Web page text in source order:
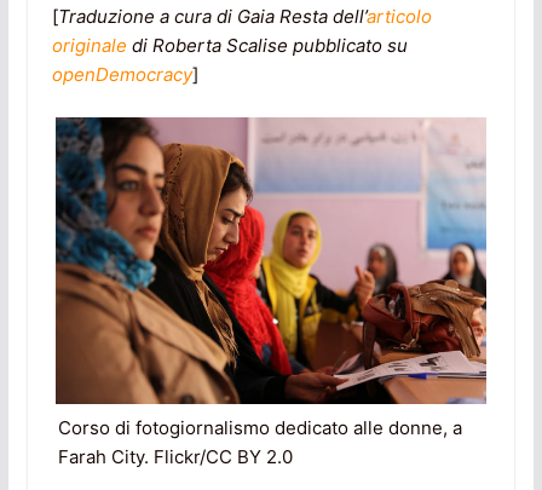
[Traduzione a cura di Gaia Resta dell’articolo
originale di Roberta Scalise pubblicato su
openDemocracy]
Corso di fotogiornalismo dedicato alle donne, a
Farah City. Flickr/CC BY 2.0